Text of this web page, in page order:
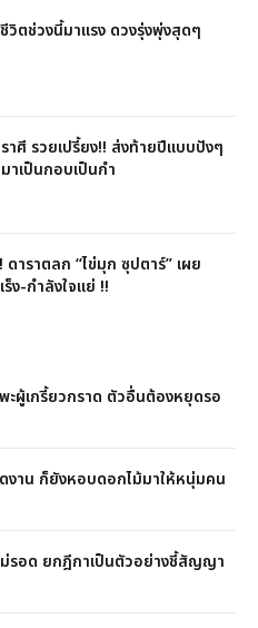
วิตช่วงนี้มาแรง ดวงรุ่งพุ่งสุดๆ
าศี รวยเปรี้ยง!! ส่งท้ายปีแบบปังๆ
าเป็นกอบเป็นกำ
ดาราตลก “ไข่มุก ซุปตาร์” เผย
ร็ง-กำลังใจแย่ !!
ผู้เกรี้ยวกราด ตัวอื่นต้องหยุดรอ
งาน ก็ยังหอบดอกไม้มาให้หนุ่มคน
รอด ยกฎีกาเป็นตัวอย่างชี้สัญญา